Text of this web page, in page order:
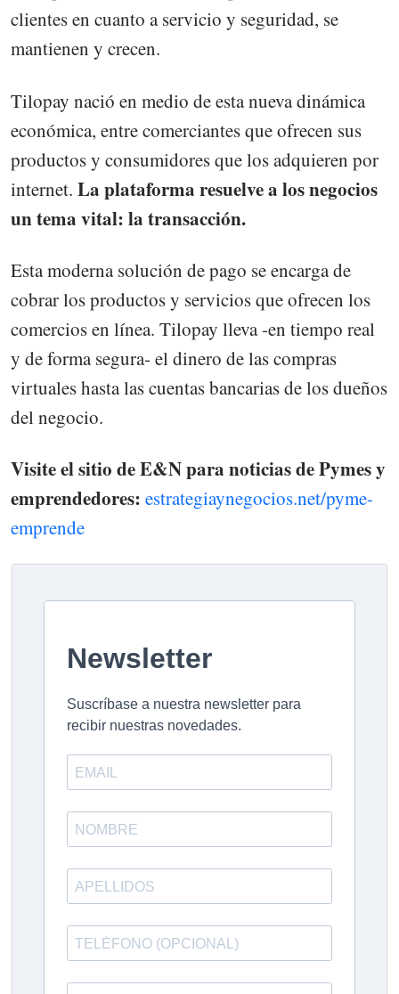
clientes en cuanto a servicio y seguridad, se
mantienen y crecen.
Tilopay nació en medio de esta nueva dinámica
económica, entre comerciantes que ofrecen sus
productos y consumidores que los adquieren por
internet. La plataforma resuelve a los negocios
un tema vital: la transacción.
Esta moderna solución de pago se encarga de
cobrar los productos y servicios que ofrecen los
comercios en línea. Tilopay lleva -en tiempo real
y de forma segura- el dinero de las compras
virtuales hasta las cuentas bancarias de los dueños
del negocio.
Visite el sitio de E&N para noticias de Pymes y
emprendedores: estrategiaynegocios.net/pyme-
emprende